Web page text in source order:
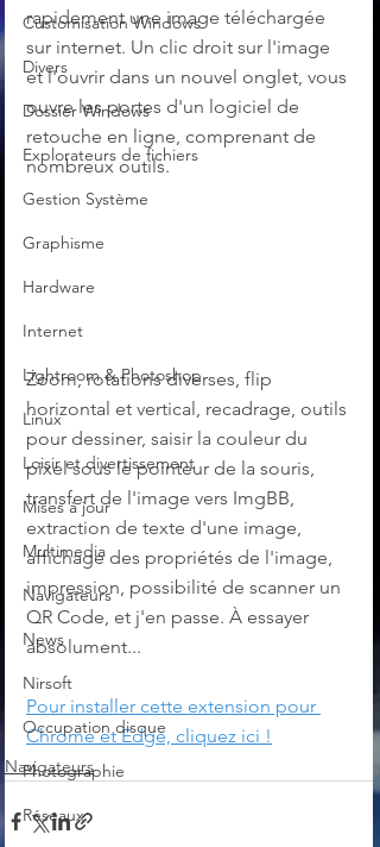
Customisation Windows
Divers
Dossier Windows
Explorateurs de fichiers
Gestion Système
Graphisme
Hardware
Internet
Lightroom & Photoshop
Linux
Loisir et divertissement
Mises à jour
Multimedia
Navigateurs
News
Nirsoft
Occupation disque
Photographie
Réseaux
rapidement une image téléchargée
sur internet. Un clic droit sur l'image
et l'ouvrir dans un nouvel onglet, vous
ouvre les portes d'un logiciel de
retouche en ligne, comprenant de
nombreux outils.
Zoom, rotations diverses, flip
horizontal et vertical, recadrage, outils
pour dessiner, saisir la couleur du
pixel sous le pointeur de la souris,
transfert de l'image vers ImgBB,
extraction de texte d'une image,
affichage des propriétés de l'image,
impression, possibilité de scanner un
QR Code, et j'en passe. À essayer
absolument...
Pour installer cette extension pour
Chrome et Edge, cliquez ici !
Navigateurs